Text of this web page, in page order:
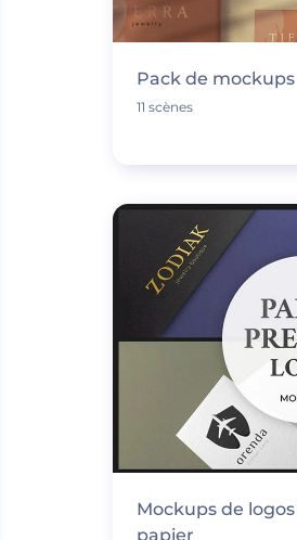
Pack de
11 scènes
Mockups de
papier